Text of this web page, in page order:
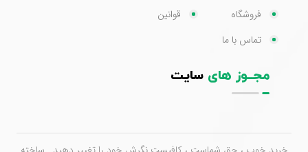
فروشگاه
تماس با ما
قوانین
مجــوز های سایت